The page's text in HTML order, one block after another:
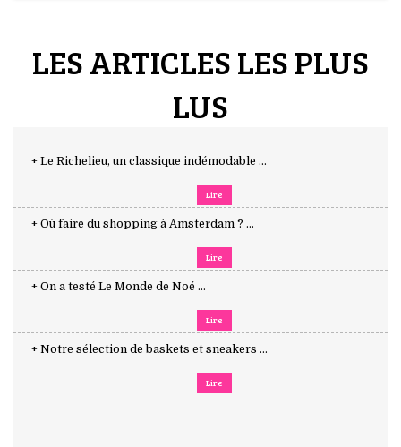
LES ARTICLES LES PLUS
LUS
+ Le Richelieu, un classique indémodable ...
Lire
+ Où faire du shopping à Amsterdam ? ...
Lire
+ On a testé Le Monde de Noé ...
Lire
+ Notre sélection de baskets et sneakers ...
Lire